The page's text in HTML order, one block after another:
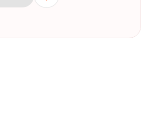
park dpt 40